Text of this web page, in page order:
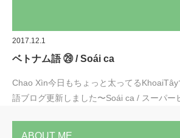
2017.12.1
ベトナム語 ㉙ / Soái ca
Chao Xìn今日もちょっと太ってる
語ブログ更新しました〜Soái ca / スーパー
ABOUT ME